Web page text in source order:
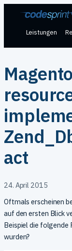
springenLeistungen
act
24. April 2015
Oftmals erscheinen
auf den ersten Blick
Beispiel die folgende
wurden?